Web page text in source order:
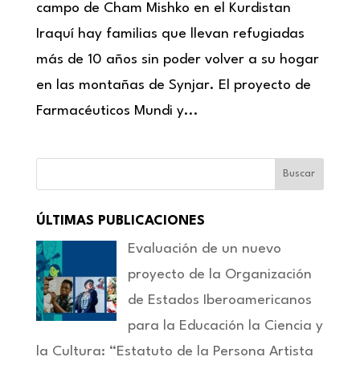
campo de Cham Mishko en el Kurdistan
Iraquí hay familias que llevan refugiadas
más de 10 años sin poder volver a su hogar
en las montañas de Synjar. El proyecto de
Farmacéuticos Mundi y...
Buscar
ÚLTIMAS PUBLICACIONES
Evaluación de un nuevo
proyecto de la Organización
de Estados Iberoamericanos
para la Educación la Ciencia y
la Cultura: “Estatuto de la Persona Artista